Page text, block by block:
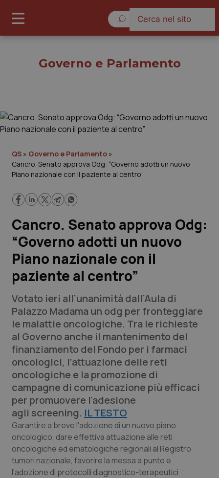
Governo e Parlamento
Regioni e Asl
Lavoro e Professioni
Scienza e Farmaci
Studi e Analisi
Lettere al direttore
Edizioni Regionali
QS Pro
Professionisti Sanitari.AI
Abruzzo
Basilicata
Calabria
Campania
QS Pro Gold
Artrite & artrosi
Asma & BPCO
Car-T
QS Club Newsletter
Governo e Parlamento
QS » Governo e Parlamento »
Cancro. Senato approva Odg: “Governo adotti un nuovo
Piano nazionale con il paziente al centro”
Cancro. Senato approva Odg:
“Governo adotti un nuovo
Piano nazionale con il
paziente al centro”
Votato ieri all’unanimità dall’Aula di
Palazzo Madama un odg per fronteggiare
le malattie oncologiche. Tra le richieste
al Governo anche il mantenimento del
finanziamento del Fondo per i farmaci
oncologici, l’attuazione delle reti
oncologiche e la promozione di
campagne di comunicazione più efficaci
per promuovere l'adesione
agli screening. IL TESTO
Garantire a breve l'adozione di un nuovo piano
oncologico, dare effettiva attuazione alle reti
oncologiche ed ematologiche regionali al Registro
tumori nazionale, favorire la messa a punto e
l'adozione di protocolli diagnostico-terapeutici